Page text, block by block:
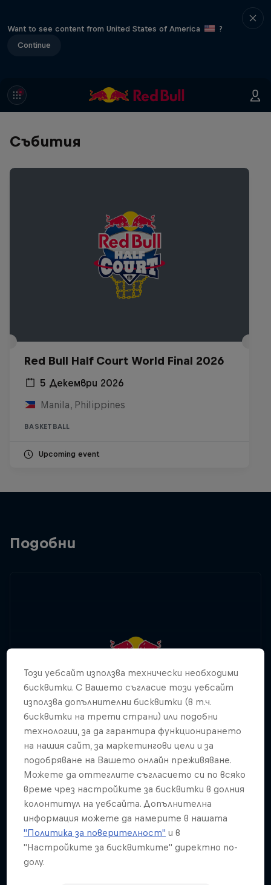
Want to see content from United States of America
?
Continue
Събития
Red Bull Half Court World Final 2026
5 Декември 2026
Manila, Philippines
BASKETBALL
Upcoming event
Подобни
The world's most global streetball tournament
returns as the very best 3on3 basketball teams
battle it out worldwide for Red Ball Half Court
Ball is Life: 3on3 Showdown at
the Pyramids
Този уебсайт използва технически необходими
бисквитки. С Вашето съгласие този уебсайт
използва допълнителни бисквитки (в т.ч.
бисквитки на трети страни) или подобни
технологии, за да гарантира функционирането
на нашия сайт, за маркетингови цели и за
подобряване на Вашето онлайн преживяване.
Можете да оттеглите съгласието си по всяко
време чрез настройките за бисквитки в долния
колонтитул на уебсайта. Допълнителна
информация можете да намерите в нашата
"Политика за поверителност" и в
"Настройките за бисквитките" директно по-
долу.